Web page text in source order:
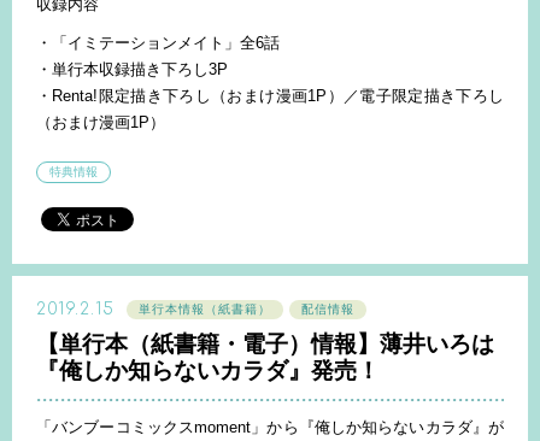
収録内容
・「イミテーションメイト」全6話
・単行本収録描き下ろし3P
・Renta!限定描き下ろし（おまけ漫画1P）／電子限定描き下ろし
（おまけ漫画1P）
特典情報
2019.2.15 単行本情報（紙書籍） 配信情報
【単行本（紙書籍・電子）情報】薄井いろは
『俺しか知らないカラダ』発売！
「バンブーコミックスmoment」から『俺しか知らないカラダ』が